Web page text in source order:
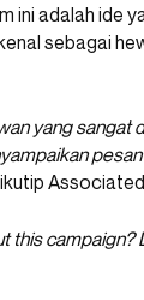
ini adalah ide
sebagai
yang sangat
this campaign?